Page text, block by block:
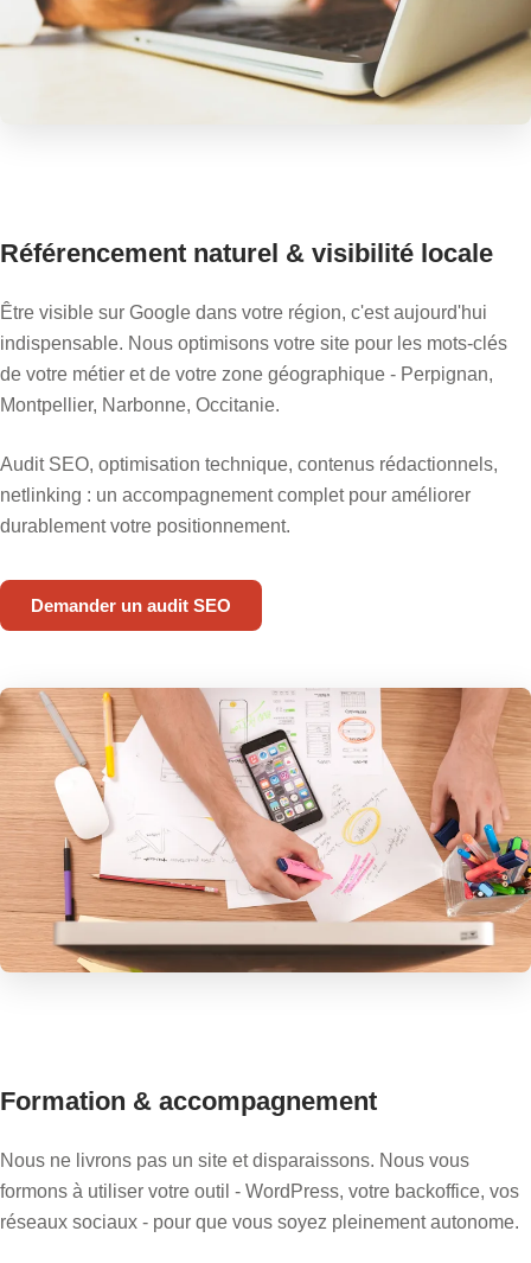
Référencement naturel & visibilité locale
Être visible sur Google dans votre région, c'est aujourd'hui
indispensable. Nous optimisons votre site pour les mots-clés
de votre métier et de votre zone géographique - Perpignan,
Montpellier, Narbonne, Occitanie.
Audit SEO, optimisation technique, contenus rédactionnels,
netlinking : un accompagnement complet pour améliorer
durablement votre positionnement.
Demander un audit SEO
Formation & accompagnement
Nous ne livrons pas un site et disparaissons. Nous vous
formons à utiliser votre outil - WordPress, votre backoffice, vos
réseaux sociaux - pour que vous soyez pleinement autonome.